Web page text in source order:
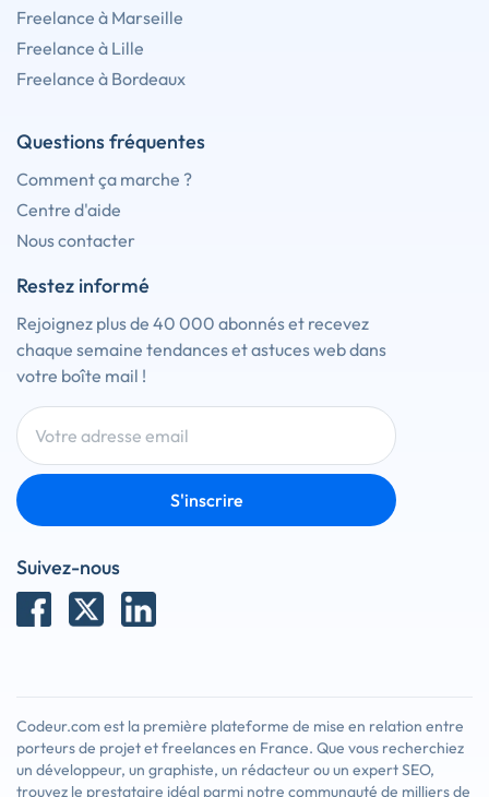
Freelance à Marseille
Freelance à Lille
Freelance à Bordeaux
Questions fréquentes
Comment ça marche ?
Centre d'aide
Nous contacter
Restez informé
Rejoignez plus de 40 000 abonnés et recevez
chaque semaine tendances et astuces web dans
votre boîte mail !
S'inscrire
Suivez-nous
Codeur.com est la première plateforme de mise en relation entre
porteurs de projet et freelances en France. Que vous recherchiez
un développeur, un graphiste, un rédacteur ou un expert SEO,
trouvez le prestataire idéal parmi notre communauté de milliers de